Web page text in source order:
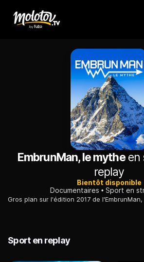
EmbrunMan, le mytheen
replay
Bientôt disponible
Documentaires
Sport en
Sport en replay